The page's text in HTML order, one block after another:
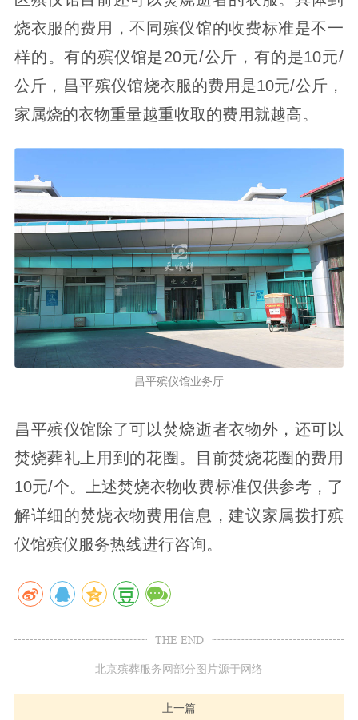
烧衣服的费用，不同殡仪馆的收费标准是不一
样的。有的殡仪馆是20元/公斤，有的是10元/
公斤，昌平殡仪馆烧衣服的费用是10元/公斤，
家属烧的衣物重量越重收取的费用就越高。
昌平殡仪馆业务厅
昌平殡仪馆除了可以焚烧逝者衣物外，还可以
焚烧葬礼上用到的花圈。目前焚烧花圈的费用
10元/个。上述焚烧衣物收费标准仅供参考，了
解详细的焚烧衣物费用信息，建议家属拨打殡
仪馆殡仪服务热线进行咨询。
THE END
北京殡葬服务网部分图片源于网络
上一篇